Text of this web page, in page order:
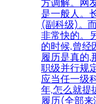
是一般人。
(副科级)。
非常快的。
的时候,曾经
履历是真的,
职级并行规
应当任一级
年,怎么就提
履历(全部